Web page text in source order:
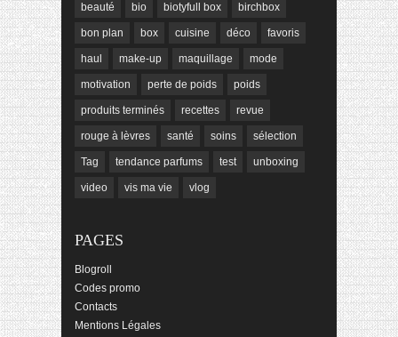
beauté bio biotyfull box birchbox
bon plan box cuisine déco favoris
haul make-up maquillage mode
motivation perte de poids poids
produits terminés recettes revue
rouge à lèvres santé soins sélection
Tag tendance parfums test unboxing
video vis ma vie vlog
PAGES
Blogroll
Codes promo
Contacts
Mentions Légales